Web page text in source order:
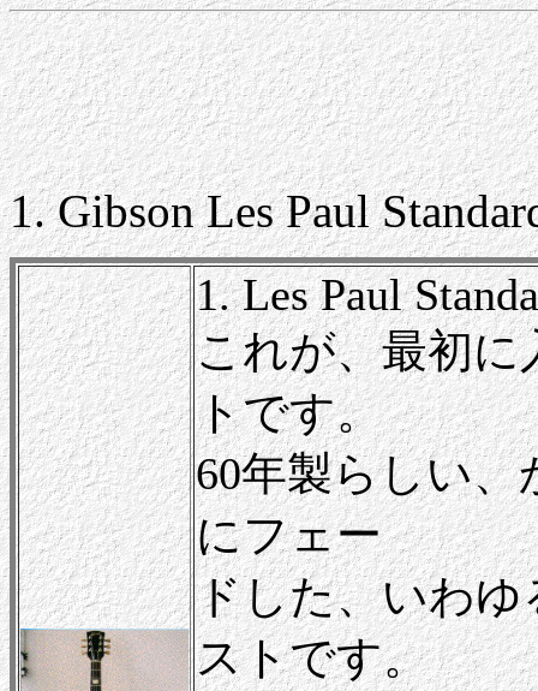
1. Gibson Les Paul
1. Les Paul
これが、最初に
トです。
60年製らしい
にフェー
ドした、いわゆ
ストです。